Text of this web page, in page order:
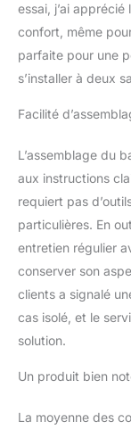
essai, j’ai
confort, même
parfaite pour une
s’installer à deux
Facilité
L’assemblage du
aux instructions
requiert pas
particulières. En
entretien régulier
conserver son
clients a signalé
cas isolé, et le
solution.
Un produit bien
La moyenne des